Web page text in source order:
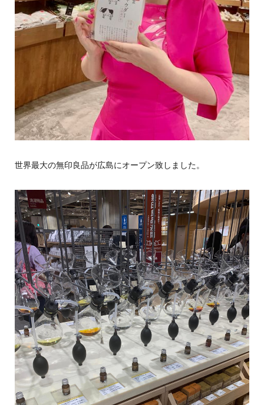
世界最大の無印良品が広島にオープン致しました。